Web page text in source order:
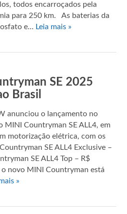
todos encarroçados pela
para 250 km. As baterias da
e… Leia mais »
SE 2025
Brasil
anunciou o lançamento no
MINI Countryman SE ALL4, em
motorização elétrica, com os
SE ALL4 Exclusive –
SE ALL4 Top – R$
novo MINI Countryman está
»